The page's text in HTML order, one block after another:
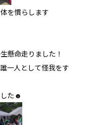
を慣らします
懸命走りました！
一人として怪我をす
した☻